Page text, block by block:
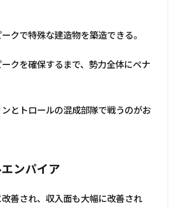
クで特殊な建造物を築造できる。
クを確保するまで、勢力全体にペナ
とトロールの混成部隊で戦うのがお
ンパイア
善され、収入面も大幅に改善され